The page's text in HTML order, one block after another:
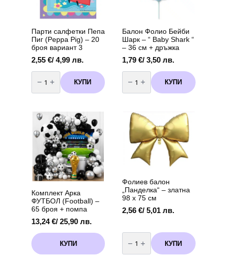
Парти салфетки Пепа
Пиг (Peppa Pig) – 20
броя вариант 3
2,55 €/ 4,99 лв.
количество
за
Парти
салфетки
(Peppa
Pig)
20
броя
вариант
КУПИ
Балон Фолио Бейби
Шарк – “ Baby Shark “
– 36 см + дръжка
1,79 €/ 3,50 лв.
количество
за
Балон
Фолио
Baby
Shark
КУПИ
Комплект Арка
ФУТБОЛ (Football) –
65 броя + помпа
13,24€/ 25,90 лв.
КУПИ
Фолиев балон
„Панделка“ – златна
98 х 75 см
2,56 €/ 5,01 лв.
количество
за
Фолиев
балон
КУПИ